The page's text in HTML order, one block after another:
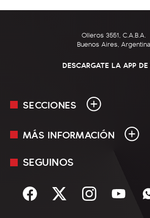
Olleros 3551, C.A.B.A.
Buenos Aires, Argentina
DESCARGATE LA APP
SECCIONES
En Vivo
Sociedad
MÁS INFORMACIÓN
Mediakit
Términos y condiciones
SEGUINOS